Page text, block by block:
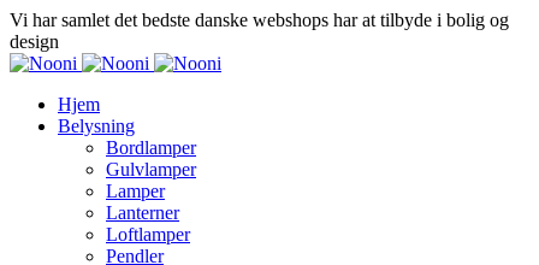
Vi har samlet det bedste danske webshops har at tilbyde i bolig og
design
Hjem
Belysning
Bordlamper
Gulvlamper
Lamper
Lanterner
Loftlamper
Pendler